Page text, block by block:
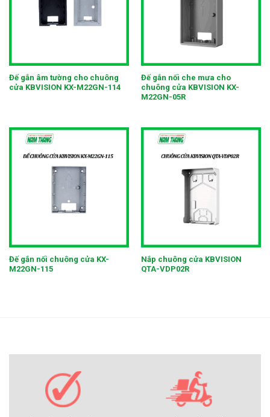
Đế gắn âm tường cho chuông
cửa KBVISION KX-M22GN-114
Đế gắn nối che mưa cho
chuông cửa KBVISION KX-
M22GN-05R
Đế gắn nối chuông cửa KX-
M22GN-115
Nắp chuông cửa KBVISION
QTA-VDP02R